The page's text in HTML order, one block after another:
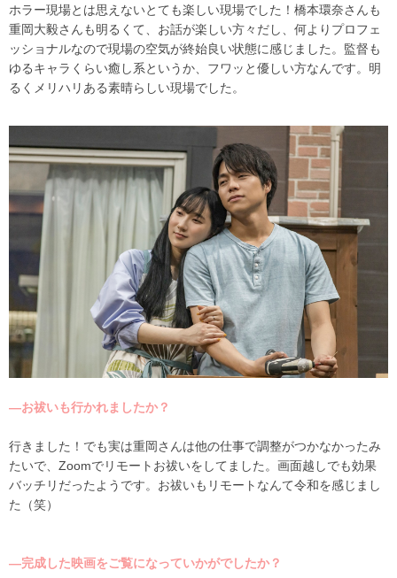
ホラー現場とは思えないとても楽しい現場でした！橋本環奈さんも
重岡大毅さんも明るくて、お話が楽しい方々だし、何よりプロフェ
ッショナルなので現場の空気が終始良い状態に感じました。監督も
ゆるキャラくらい癒し系というか、フワッと優しい方なんです。明
るくメリハリある素晴らしい現場でした。
―お祓いも行かれましたか？
行きました！でも実は重岡さんは他の仕事で調整がつかなかったみ
たいで、 Zoomでリモートお祓いをしてました。画面越しでも効果
バッチリだったようです。お祓いもリモートなんて令和を感じまし
た（笑）
―完成した映画をご覧になっていかがでしたか？